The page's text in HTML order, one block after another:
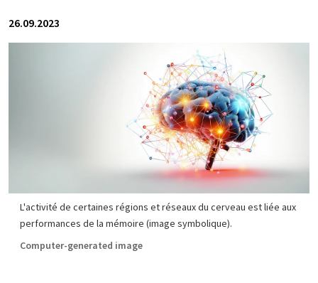
26.09.2023
L'activité de certaines régions et réseaux du cerveau est liée aux
performances de la mémoire (image symbolique).
Computer-generated image